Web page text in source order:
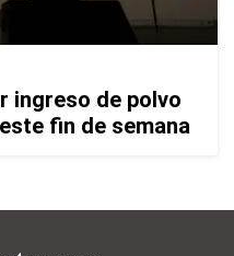
ingreso de polvo
fin de semana